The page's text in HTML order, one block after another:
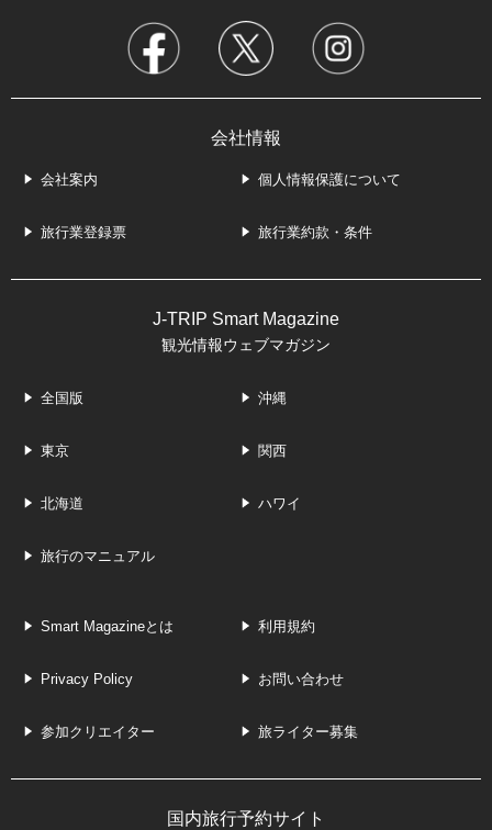
会社情報
会社案内 個人情報保護について
旅行業登録票 旅行業約款・条件
J-TRIP Smart Magazine
観光情報ウェブマガジン
全国版 沖縄
東京 関西
北海道 ハワイ
旅行のマニュアル
Smart Magazineとは 利用規約
Privacy Policy お問い合わせ
参加クリエイター 旅ライター募集
国内旅行予約サイト